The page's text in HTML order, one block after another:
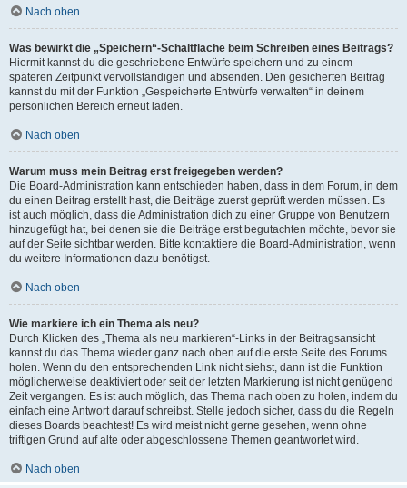
Nach oben
Was bewirkt die „Speichern“-Schaltfläche beim Schreiben eines Beitrags?
Hiermit kannst du die geschriebene Entwürfe speichern und zu einem
späteren Zeitpunkt vervollständigen und absenden. Den gesicherten Beitrag
kannst du mit der Funktion „Gespeicherte Entwürfe verwalten“ in deinem
persönlichen Bereich erneut laden.
Nach oben
Warum muss mein Beitrag erst freigegeben werden?
Die Board-Administration kann entschieden haben, dass in dem Forum, in dem
du einen Beitrag erstellt hast, die Beiträge zuerst geprüft werden müssen. Es
ist auch möglich, dass die Administration dich zu einer Gruppe von Benutzern
hinzugefügt hat, bei denen sie die Beiträge erst begutachten möchte, bevor sie
auf der Seite sichtbar werden. Bitte kontaktiere die Board-Administration, wenn
du weitere Informationen dazu benötigst.
Nach oben
Wie markiere ich ein Thema als neu?
Durch Klicken des „Thema als neu markieren“-Links in der Beitragsansicht
kannst du das Thema wieder ganz nach oben auf die erste Seite des Forums
holen. Wenn du den entsprechenden Link nicht siehst, dann ist die Funktion
möglicherweise deaktiviert oder seit der letzten Markierung ist nicht genügend
Zeit vergangen. Es ist auch möglich, das Thema nach oben zu holen, indem du
einfach eine Antwort darauf schreibst. Stelle jedoch sicher, dass du die Regeln
dieses Boards beachtest! Es wird meist nicht gerne gesehen, wenn ohne
triftigen Grund auf alte oder abgeschlossene Themen geantwortet wird.
Nach oben